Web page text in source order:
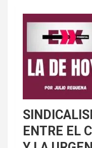
ENTRE EL